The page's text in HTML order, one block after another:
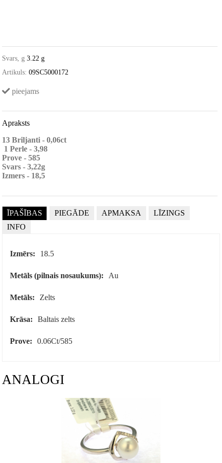
Svars, g 3.22 g
Artikuls: 09SC5000172
pieejams
Apraksts
13 Briljanti - 0,06ct
1 Perle - 3,98
Prove - 585
Svars - 3,22g
Izmers - 18,5
ĪPAŠĪBAS PIEGĀDE APMAKSA
LĪZINGS
INFO
Izmērs: 18.5
Metāls (pilnais nosaukums): Au
Metāls: Zelts
Krāsa: Baltais zelts
Prove: 0.06Ct/585
ANALOGI